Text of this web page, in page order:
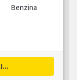
Benzina